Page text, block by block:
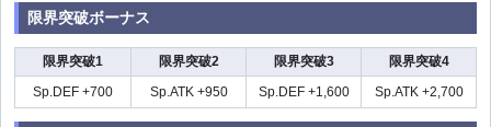
限界突破ボーナス
限界突破1 限界突破2 限界突破3
限界突破4
Sp.DEF +700
Sp.ATK +950 Sp.DEF +1,600 Sp.ATK +2,700